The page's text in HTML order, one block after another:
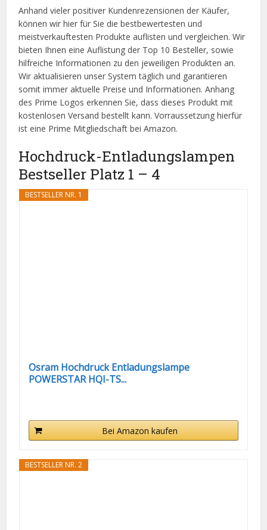
Anhand vieler positiver Kundenrezensionen der Käufer,
können wir hier für Sie die bestbewertesten und
meistverkauftesten Produkte auflisten und vergleichen. Wir
bieten Ihnen eine Auflistung der Top 10 Besteller, sowie
hilfreiche Informationen zu den jeweiligen Produkten an.
Wir aktualisieren unser System täglich und garantieren
somit immer aktuelle Preise und Informationen. Anhang
des Prime Logos erkennen Sie, dass dieses Produkt mit
kostenlosen Versand bestellt kann. Vorraussetzung hierfür
ist eine Prime Mitgliedschaft bei Amazon.
Hochdruck-Entladungslampen
Bestseller Platz 1 – 4
BESTSELLER NR. 1
Osram Hochdruck Entladungslampe
POWERSTAR HQI-TS...
Bei Amazon kaufen
BESTSELLER NR. 2